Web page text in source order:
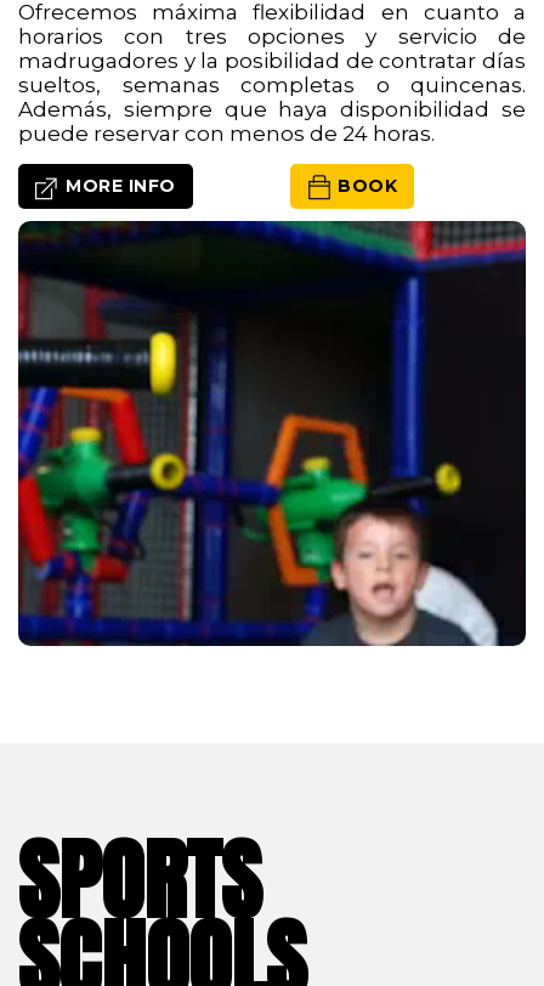
Ofrecemos máxima flexibilidad en cuanto a
horarios con tres opciones y servicio de
madrugadores y la posibilidad de contratar días
sueltos, semanas completas o quincenas.
Además, siempre que haya disponibilidad se
puede reservar con menos de 24 horas.
MORE INFO BOOK
SPORTS